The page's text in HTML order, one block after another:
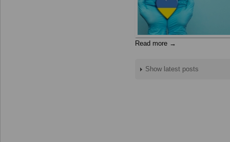
Read more →
Show latest posts